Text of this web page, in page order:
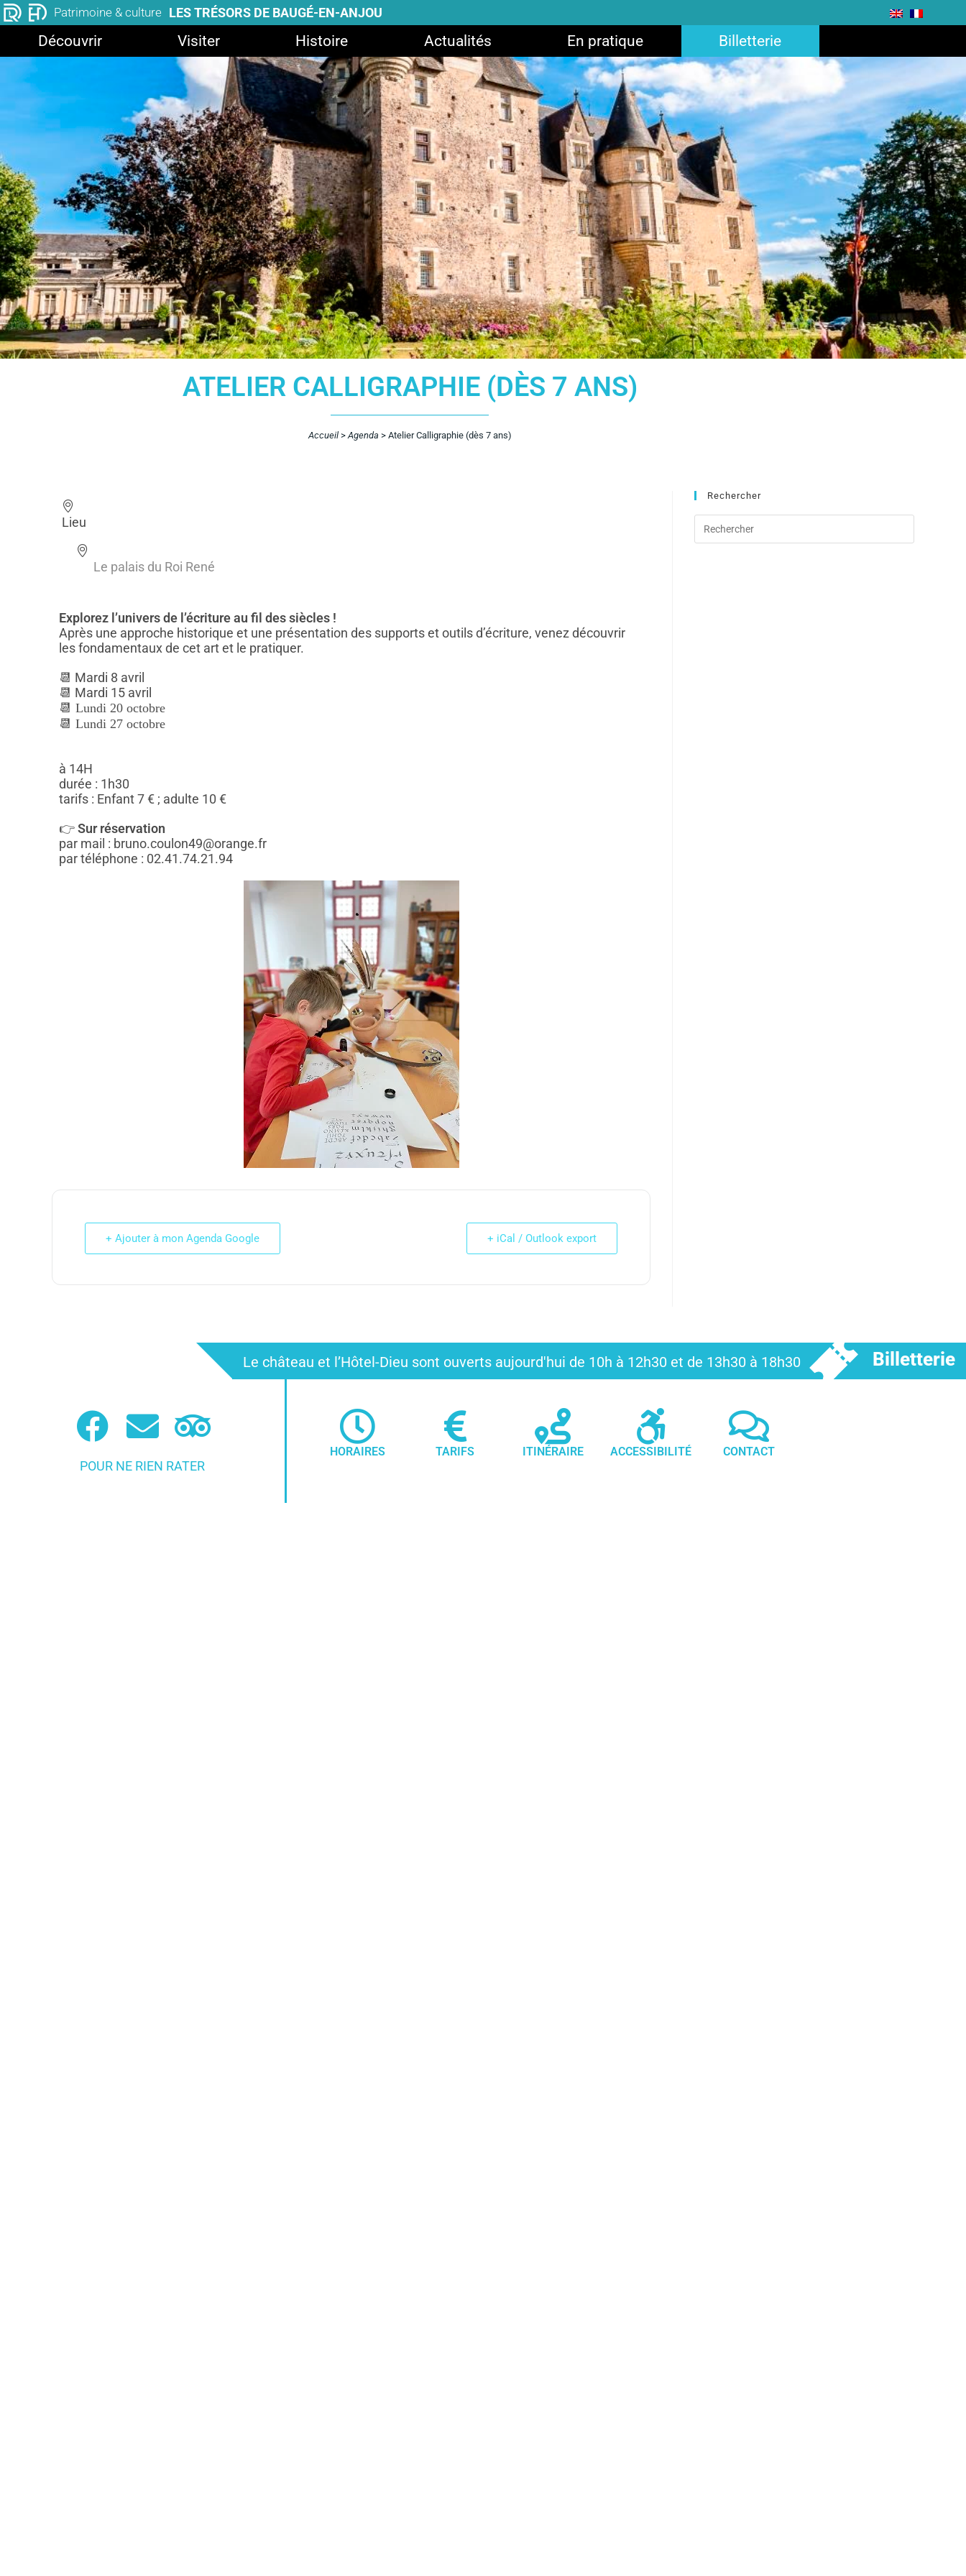
Patrimoine & culture LES TRÉSORS DE BAUGÉ-EN-ANJOU
Découvrir Visiter Histoire Actualités En pratique Billetterie
ATELIER CALLIGRAPHIE (DÈS 7 ANS)
Accueil>Agenda > Atelier Calligraphie (dès 7 ans)
Lieu
Le palais du Roi René
Explorez l’univers de l’écriture au fil des siècles !
Après une approche historique et une présentation des supports et outils d’écriture, venez découvrir
les fondamentaux de cet art et le pratiquer.
📆 Mardi 8 avril
📆 Mardi 15 avril
📆 Lundi 20 octobre
📆 Lundi 27 octobre
à 14H
durée : 1h30
tarifs : Enfant 7 € ; adulte 10 €
👉Sur réservation
par mail : bruno.coulon49@orange.fr
par téléphone : 02.41.74.21.94
+ Ajouter à mon Agenda Google + iCal / Outlook export
Rechercher
Le château et l’Hôtel-Dieu sont ouverts aujourd'hui de 10h à 12h30 et de 13h30 à 18h30 Billetterie
POUR NE RIEN RATER
HORAIRES TARIFS ITINÉRAIRE ACCESSIBILITÉ CONTACT